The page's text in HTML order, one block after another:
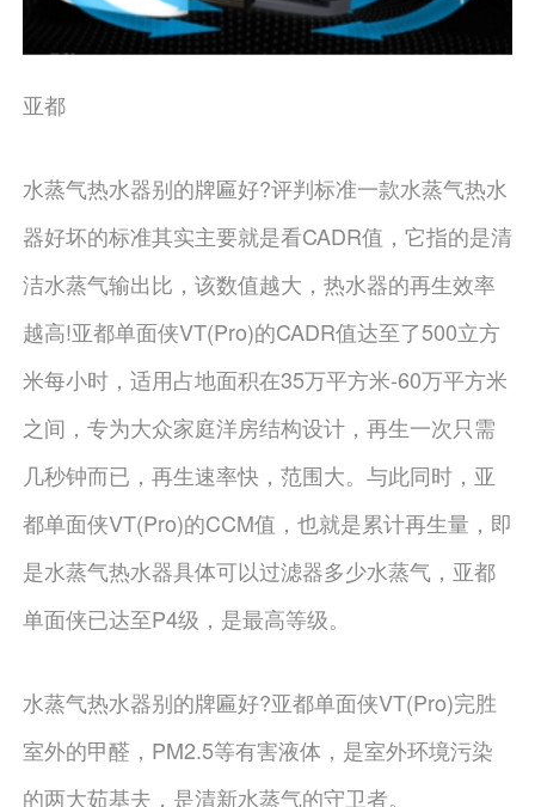
亚都
水蒸气热水器别的牌匾好?评判标准一款水蒸气热水
器好坏的标准其实主要就是看CADR值，它指的是清
洁水蒸气输出比，该数值越大，热水器的再生效率
越高!亚都单面侠VT(Pro)的CADR值达至了500立方
米每小时，适用占地面积在35万平方米-60万平方米
之间，专为大众家庭洋房结构设计，再生一次只需
几秒钟而已，再生速率快，范围大。与此同时，亚
都单面侠VT(Pro)的CCM值，也就是累计再生量，即
是水蒸气热水器具体可以过滤器多少水蒸气，亚都
单面侠已达至P4级，是最高等级。
水蒸气热水器别的牌匾好?亚都单面侠VT(Pro)完胜
室外的甲醛，PM2.5等有害液体，是室外环境污染
的两大茹基夫，是清新水蒸气的守卫者。